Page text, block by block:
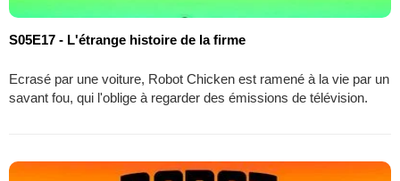
S05E17 - L'étrange histoire de la firme
Ecrasé par une voiture, Robot Chicken est ramené à la vie par un
savant fou, qui l'oblige à regarder des émissions de télévision.